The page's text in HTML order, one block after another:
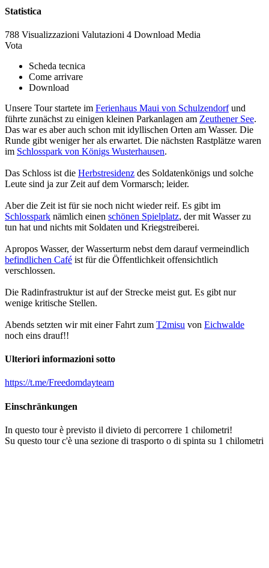
Statistica
788 Visualizzazioni Valutazioni 4 Download Media
Vota
Scheda tecnica
Come arrivare
Download
Unsere Tour startete im Ferienhaus Maui von Schulzendorfund
führte zunächst zu einigen kleinen Parkanlagen am Zeuthener See.
Das war es aber auch schon mit idyllischen Orten am Wasser. Die
Runde gibt weniger her als erwartet. Die nächsten Rastplätze waren
im Schlosspark von Königs Wusterhausen.
Das Schloss ist die Herbstresidenz des Soldatenkönigs und solche
Leute sind ja zur Zeit auf dem Vormarsch; leider.
Aber die Zeit ist für sie noch nicht wieder reif. Es gibt im
Schlosspark nämlich einen schönen Spielplatz, der mit Wasser zu
tun hat und nichts mit Soldaten und Kriegstreiberei.
Apropos Wasser, der Wasserturm nebst dem darauf vermeindlich
befindlichen Café ist für die Öffentlichkeit offensichtlich
verschlossen.
Die Radinfrastruktur ist auf der Strecke meist gut. Es gibt nur
wenige kritische Stellen.
Abends setzten wir mit einer Fahrt zum T2misu von Eichwalde
noch eins drauf!!
Ulteriori informazioni sotto
https://t.me/Freedomdayteam
Einschränkungen
In questo tour è previsto il divieto di percorrere 1 chilometri!
Su questo tour c'è una sezione di trasporto o di spinta su 1 chilometri